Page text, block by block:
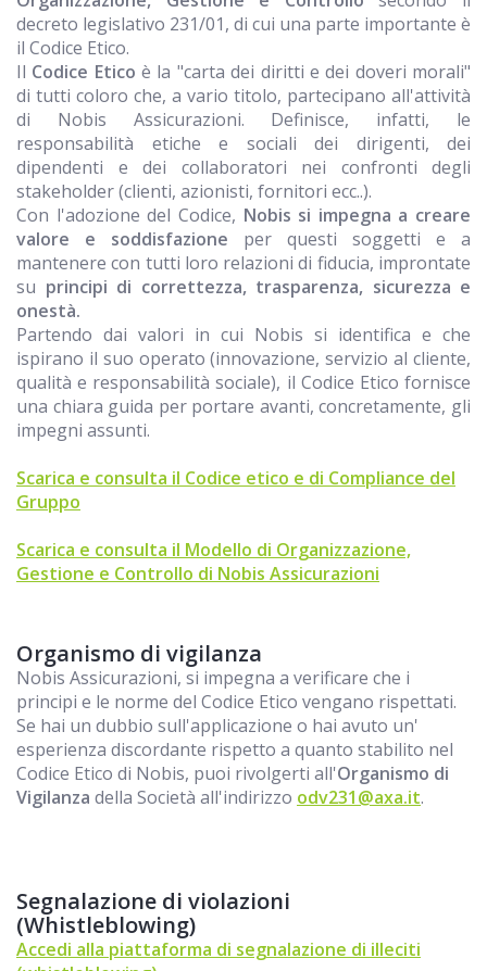
decreto legislativo 231/01, di cui una parte importante è
il Codice Etico.
Il Codice Etico è la "carta dei diritti e dei doveri morali"
di tutti coloro che, a vario titolo, partecipano all'attività
di Nobis Assicurazioni. Definisce, infatti, le
responsabilità etiche e sociali dei dirigenti, dei
dipendenti e dei collaboratori nei confronti degli
stakeholder (clienti, azionisti, fornitori ecc..).
Con l'adozione del Codice, Nobis si impegna a creare
valore e soddisfazione per questi soggetti e a
mantenere con tutti loro relazioni di fiducia, improntate
su principi di correttezza, trasparenza, sicurezza e
onestà.
Partendo dai valori in cui Nobis si identifica e che
ispirano il suo operato (innovazione, servizio al cliente,
qualità e responsabilità sociale), il Codice Etico fornisce
una chiara guida per portare avanti, concretamente, gli
impegni assunti.
Scarica e consulta il Codice etico e di Compliance del
Gruppo
Scarica e consulta il Modello di Organizzazione,
Gestione e Controllo di Nobis Assicurazioni
Organismo di vigilanza
Nobis Assicurazioni, si impegna a verificare che i
principi e le norme del Codice Etico vengano rispettati.
Se hai un dubbio sull'applicazione o hai avuto un'
esperienza discordante rispetto a quanto stabilito nel
Codice Etico di Nobis, puoi rivolgerti all'Organismo di
Vigilanza della Società all'indirizzo odv231@axa.it.
Segnalazione di violazioni
(Whistleblowing)
Accedi alla piattaforma di segnalazione di illeciti